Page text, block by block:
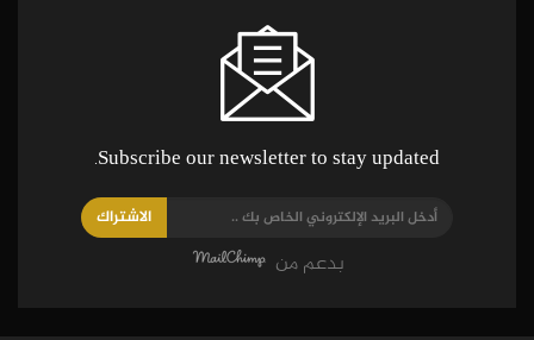
Subscribe our newsletter to stay updated.
الاشتراك
بدعم من